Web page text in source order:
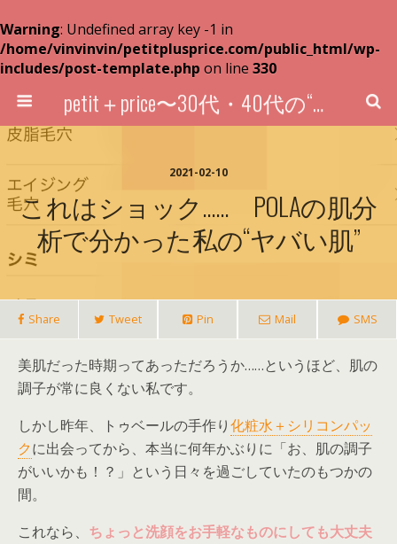
Warning: Undefined array key -1 in
/home/vinvinvin/petitplusprice.com/public_html/wp-
includes/post-template.php on line 330
petit＋price〜30代・40代の“超プチプラ”買い物術〜
2021-02-10
これはショック…… POLAの肌分
析で分かった私の“ヤバい肌”
Share Tweet Pin Mail SMS
美肌だった時期ってあっただろうか……というほど、肌の
調子が常に良くない私です。
しかし昨年、トゥベールの手作り化粧水＋シリコンパッ
クに出会ってから、本当に何年かぶりに「お、肌の調子
がいいかも！？」という日々を過ごしていたのもつかの
間。
これなら、 ちょっと洗顔をお手軽なものにしても大丈夫